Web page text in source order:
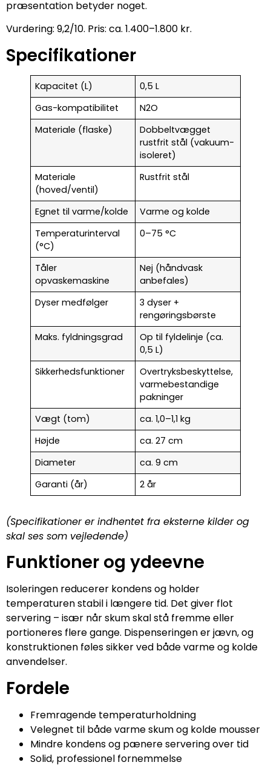
præsentation betyder noget.
Vurdering: 9,2/10. Pris: ca. 1.400–1.800 kr.
Specifikationer
Kapacitet (L)
0,5 L
Gas-kompatibilitet
N2O
Materiale (flaske)
Dobbeltvægget
rustfrit stål (vakuum-
isoleret)
Materiale
(hoved/ventil)
Rustfrit stål
Egnet til varme/kolde
Varme og kolde
Temperaturinterval
(°C)
0–75 °C
Tåler
opvaskemaskine
Nej (håndvask
anbefales)
Dyser medfølger
3 dyser +
rengøringsbørste
Maks. fyldningsgrad
Op til fyldelinje (ca.
0,5 L)
Sikkerhedsfunktioner
Overtryksbeskyttelse,
varmebestandige
pakninger
Vægt (tom)
ca. 1,0–1,1 kg
Højde
ca. 27 cm
Diameter
ca. 9 cm
Garanti (år)
2 år
(Specifikationer er indhentet fra eksterne kilder og
skal ses som vejledende)
Funktioner og ydeevne
Isoleringen reducerer kondens og holder
temperaturen stabil i længere tid. Det giver flot
servering – især når skum skal stå fremme eller
portioneres flere gange. Dispenseringen er jævn, og
konstruktionen føles sikker ved både varme og kolde
anvendelser.
Fordele
Fremragende temperaturholdning
Velegnet til både varme skum og kolde mousser
Mindre kondens og pænere servering over tid
Solid, professionel fornemmelse